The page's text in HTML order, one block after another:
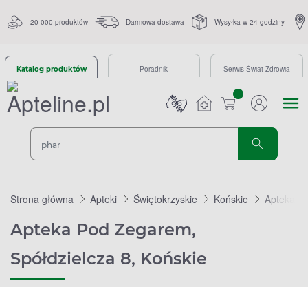
20 000 produktów Darmowa dostawa Wysyłka w 24 godziny
Katalog produktów Poradnik Serwis Świat Zdrowia
sztuk
Strona główna Apteki Świętokrzyskie Końskie Apteka
Apteka Pod Zegarem,
Spółdzielcza 8, Końskie